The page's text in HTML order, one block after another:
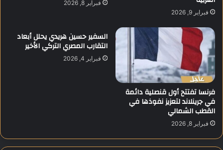
ل
م
ا
ش
و
ر
و
غ
ض
ب
د
ا
فبراير 9, 2026
فبراير 8, 2026
فرنسا تفتتح أول قنصلية دائمة
في جرينلاند لتعزيز نفوذها في
القطب الشمالي
فبراير 8, 2026
السفير حسين هريدي يحلل أبعاد
التقارب المصري التركي الأخير
فبراير 4, 2026